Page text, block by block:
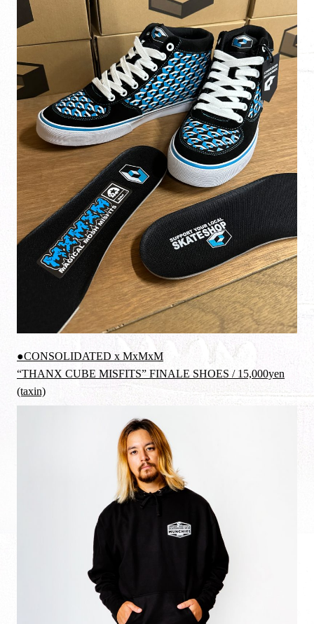
●CONSOLIDATED x MxMxM
“THANX CUBE MISFITS” FINALE SHOES / 15,000yen
(taxin)